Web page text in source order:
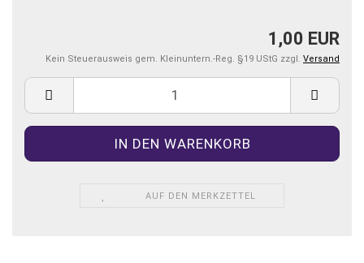
1,00 EUR
Kein Steuerausweis gem. Kleinuntern.-Reg. §19 UStG zzgl. Versand
AUF DEN MERKZETTEL